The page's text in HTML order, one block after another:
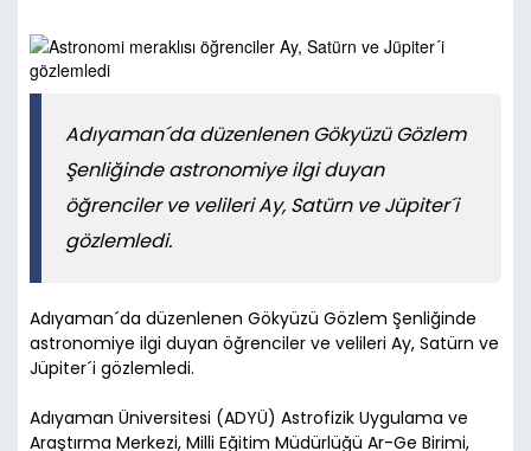
Adıyaman´da düzenlenen Gökyüzü Gözlem
Şenliğinde astronomiye ilgi duyan
öğrenciler ve velileri Ay, Satürn ve Jüpiter´i
gözlemledi.
Adıyaman´da düzenlenen Gökyüzü Gözlem Şenliğinde
astronomiye ilgi duyan öğrenciler ve velileri Ay, Satürn ve
Jüpiter´i gözlemledi.
Adıyaman Üniversitesi (ADYÜ) Astrofizik Uygulama ve
Araştırma Merkezi, Milli Eğitim Müdürlüğü Ar-Ge Birimi,